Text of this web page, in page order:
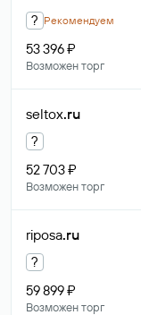
? Рекомендуем
53 396 ₽
Возможен торг
seltox.ru
?
52 703 ₽
Возможен торг
riposa.ru
?
59 899 ₽
Возможен торг